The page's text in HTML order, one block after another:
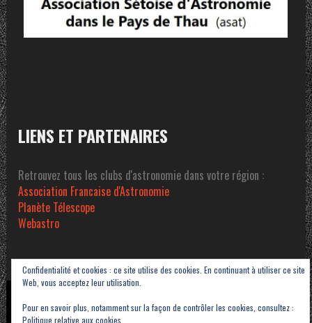
LIENS ET PARTENAIRES
Retrouvez tous les clubs d'astronomie dans votre région :
Association Francaise d'Astronomie
Planète Télescope
Webastro
Copyright © 2023-2026 Association Sétoise d'Astronomie dans le Pays de Thau -
Confidentialité et cookies : ce site utilise des cookies. En continuant à utiliser ce site
Web, vous acceptez leur utilisation.
Pour en savoir plus, notamment sur la façon de contrôler les cookies, consultez :
Politique relative aux cookies